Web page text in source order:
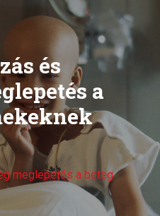
és
a
meglepetés a beteg